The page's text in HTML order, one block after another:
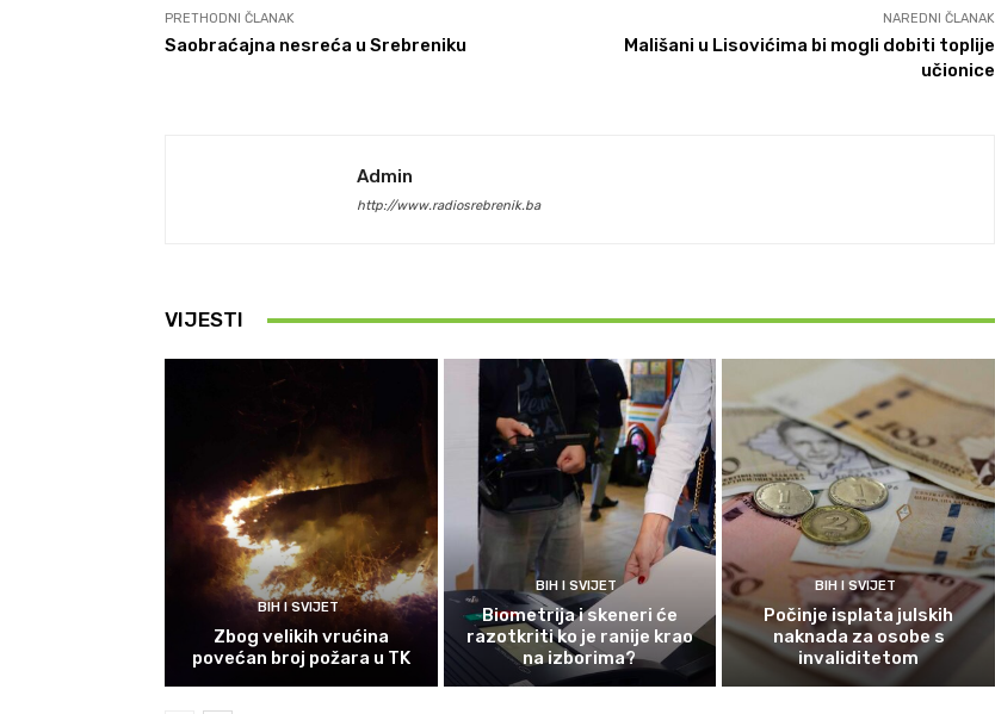
PRETHODNI ČLANAK
Saobraćajna nesreća u Srebreniku
NAREDNI ČLANAK
Mališani u Lisovićima bi mogli dobiti toplije
učionice
Admin
http://www.radiosrebrenik.ba
VIJESTI
BIH I SVIJET
Zbog velikih vrućina
povećan broj požara u TK
BIH I SVIJET
Biometrija i skeneri će
razotkriti ko je ranije krao
na izborima?
BIH I SVIJET
Počinje isplata julskih
naknada za osobe s
invaliditetom